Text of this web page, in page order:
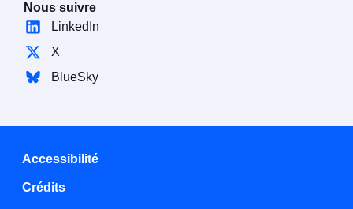
Nous suivre
LinkedIn
X
BlueSky
Accessibilité
Crédits